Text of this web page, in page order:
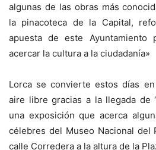
algunas de las obras más
la pinacoteca de la Capital,
apuesta de este
acercar la cultura a la ciudadanía»
Lorca se convierte estos días
aire libre gracias a la llegada de
una exposición que acerca
célebres del Museo Nacional del
calle Corredera a la altura de la